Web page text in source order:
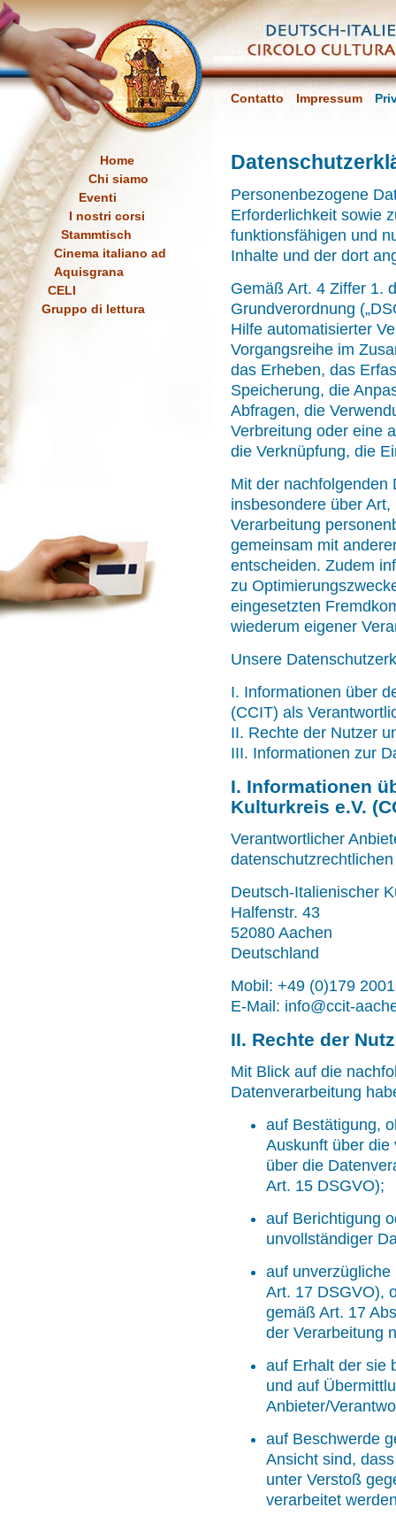
Personenbezogene
Erforderlichkeit sowie
funktionsfähigen und
Inhalte und der dort
Gemäß Art. 4 Ziffer 1.
Grundverordnung
Hilfe automatisierter
Vorgangsreihe im
das Erheben, das
Speicherung, die
Abfragen, die
Verbreitung oder eine
die Verknüpfung, die
Mit der nachfolgenden
insbesondere über
Verarbeitung
gemeinsam mit
entscheiden. Zudem
zu
eingesetzten
wiederum eigener
Unsere
I. Informationen über
(CCIT) als
II. Rechte der Nutzer
III. Informationen zur
I. Informationen
Kulturkreis e.V.
Verantwortlicher
Deutsch-Italienischer
Halfenstr. 43
52080 Aachen
Deutschland
Mobil: +49 (0)179
E-Mail: info@ccit-
II. Rechte der
Mit Blick auf die
Datenverarbeitung
auf Bestätigung,
Auskunft über die
über die
Art. 15 DSGVO);
auf Berichtigung
unvollständiger
auf
Art. 17 DSGVO),
gemäß Art. 17
der Verarbeitung
auf Erhalt der sie
und auf
Anbieter/
auf Beschwerde
Ansicht sind,
unter Verstoß
verarbeitet
Home
Chi siamo
Eventi
I nostri corsi
Stammtisch
Cinema italiano ad
Aquisgrana
CELI
Gruppo di lettura
Contatto Impressum